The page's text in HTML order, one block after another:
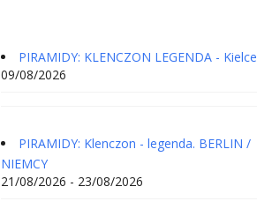
PIRAMIDY: KLENCZON LEGENDA - Kielce
09/08/2026
PIRAMIDY: Klenczon - legenda. BERLIN /
NIEMCY
21/08/2026 - 23/08/2026